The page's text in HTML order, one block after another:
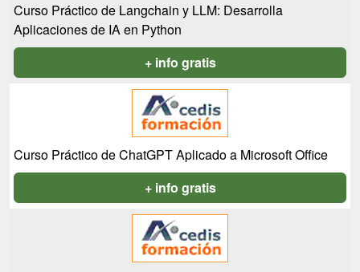
Curso Práctico de Langchain y LLM: Desarrolla
Aplicaciones de IA en Python
+ info gratis
Curso Práctico de ChatGPT Aplicado a Microsoft Office
+ info gratis